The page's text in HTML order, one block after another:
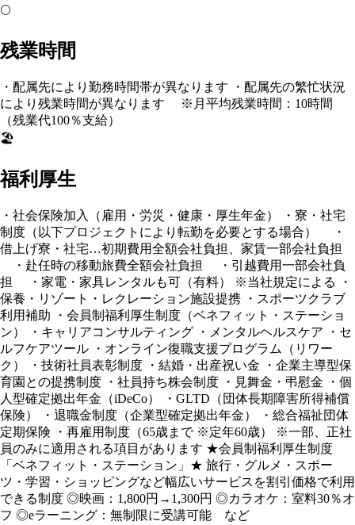
🌕
残業時間
・配属先により勤務時間帯が異なります ・配属先の繁忙状況
により残業時間が異なります ※月平均残業時間：10時間
（残業代100％支給）
🏖️
福利厚生
・社会保険加入（雇用・労災・健康・厚生年金） ・寮・社宅
制度（以下プロジェクトにより転勤を必要とする場合） ・
借上げ寮・社宅…初期費用全額会社負担、家賃一部会社負担
・赴任時の移動旅費全額会社負担 ・引越費用一部会社負
担 ・家電・家具レンタルも可（有料） ※当社規定による ・
保養・リゾート・レクレーション施設提携 ・スポーツクラブ
利用補助 ・会員制福利厚生制度（ベネフィット・ステーショ
ン） ・キャリアコンサルティング ・メンタルヘルスケア ・セ
ルフケアツール ・オンライン復職支援プログラム（リワー
ク） ・技術社員表彰制度 ・結婚・出産祝い金 ・企業主導型保
育園との提携制度 ・社員持ち株会制度 ・見舞金・弔慰金 ・個
人型確定拠出年金（iDeCo） ・GLTD（団体長期障害所得補償
保険） ・退職金制度（企業型確定拠出年金） ・総合福祉団体
定期保険 ・再雇用制度（65歳まで ※定年60歳） ※一部、正社
員のみに適用される項目があります ★会員制福利厚生制度
「ベネフィット・ステーション」★ 旅行・グルメ・スポー
ツ・学習・ショッピングなど幅広いサービスを割引価格で利用
できる制度 ◎映画：1,800円→1,300円 ◎カラオケ：室料30％オ
フ ◎eラーニング：無制限に受講可能 など